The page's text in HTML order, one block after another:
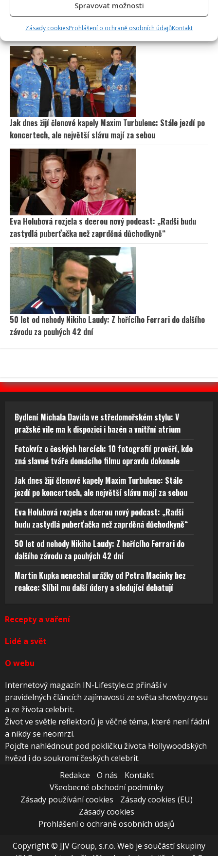
Spravovat možnosti
Zásady cookiesProhlášení o ochraně osobních údajůKontakt
Fotokvíz o českých hercích: 10 fotografií prověří, kdo zná
slavné tváře domácího filmu opravdu dokonale
Jak dnes žijí členové kapely Maxim Turbulenc: Stále jezdí po
koncertech, ale největší slávu mají za sebou
Eva Holubová rozjela s dcerou nový podcast: „Radši budu
zastydlá puberťačka než zaprděná důchodkyně“
50 let od nehody Nikiho Laudy: Z hořícího Ferrari do dalšího
závodu za pouhých 42 dní
Bydlení Michala Davida ve středomořském stylu: V
pražské vile ma k dispozici i bazén a vnitřní atrium
Fotokvíz o českých hercích: 10 fotografií prověří, kdo
zná slavné tváře domácího filmu opravdu dokonale
Jak dnes žijí členové kapely Maxim Turbulenc: Stále
jezdí po koncertech, ale největší slávu mají za sebou
Eva Holubová rozjela s dcerou nový podcast: „Radši
budu zastydlá puberťačka než zaprděná důchodkyně“
50 let od nehody Nikiho Laudy: Z hořícího Ferrari do
dalšího závodu za pouhých 42 dní
Martin Kupka nenechal urážky od Petra Macinky bez
reakce: Slíbil mu další údery a sledující debatují
Recepty a vaření
Lidé a svět
O webu
Internetový magazín IN-Lifestyle.cz přináší v
pravidelných článcích zajímavosti ze světa showbyznysu
a ze života celebrit.
Život ve světle reflektorů je věčné téma, které není fádní
a nikdy se neomrzí.
Pojďte nahlédnout pod pokličku života Hollywoodských
hvězd i do soukromí českých celebrit.
Redakce
O nás
Kontakt
Všeobecné obchodní podmínky
Zásady používání cookies
Zásady cookies (EU)
Zásady cookies
Prohlášení o ochraně osobních údajů
Copyright © JJV Group, s.r.o. Web je součástí skupiny